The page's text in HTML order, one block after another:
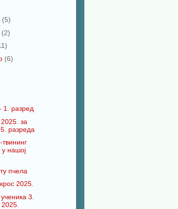
(5)
(2)
(6)
1. разред
2025. за
разреда
у нашој
пчела
2025.
3.